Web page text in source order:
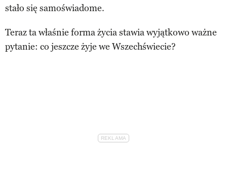
stało się samoświadome.
Teraz ta właśnie forma życia stawia wyjątkowo ważne
pytanie: co jeszcze żyje we Wszechświecie?